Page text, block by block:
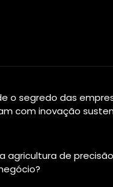
o segredo das
com inovação
agricultura de